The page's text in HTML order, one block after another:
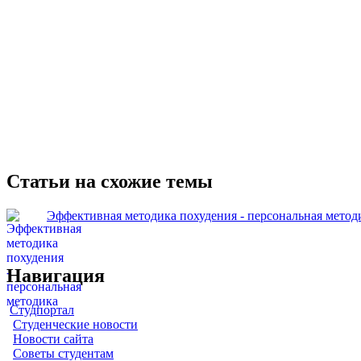
Статьи на схожие темы
Эффективная методика похудения - персональная
Навигация
Студпортал
Студенческие новости
Новости сайта
Советы студентам